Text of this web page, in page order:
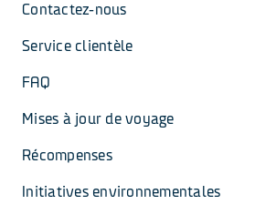
Contactez-nous
Service clientèle
FAQ
Mises à jour de voyage
Récompenses
Initiatives environnementales